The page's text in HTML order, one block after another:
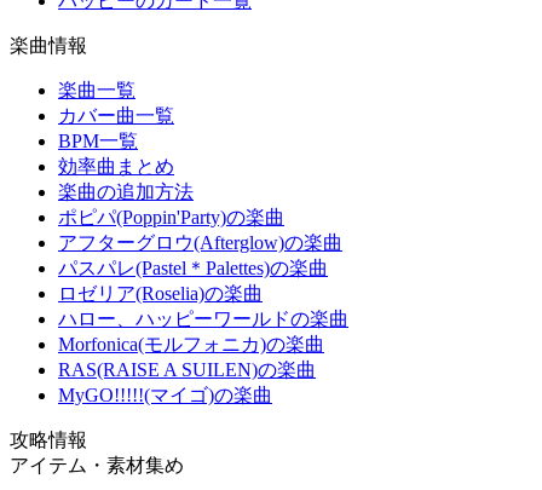
楽曲情報
楽曲一覧
カバー曲一覧
BPM一覧
効率曲まとめ
楽曲の追加方法
ポピパ(Poppin'Party)の楽曲
アフターグロウ(Afterglow)の楽曲
パスパレ(Pastel＊Palettes)の楽曲
ロゼリア(Roselia)の楽曲
ハロー、ハッピーワールドの楽曲
Morfonica(モルフォニカ)の楽曲
RAS(RAISE A SUILEN)の楽曲
MyGO!!!!!(マイゴ)の楽曲
攻略情報
アイテム・素材集め